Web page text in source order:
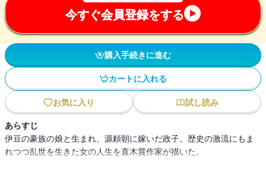
今すぐ会員登録をする
購入手続きに進む
カートに入れる
お気に入り 試し読み
あらすじ
伊豆の豪族の娘と生まれ、源頼朝に嫁いだ政子。歴史の激流にもま
れつつ乱世を生きた女の人生を直木賞作家が描いた。